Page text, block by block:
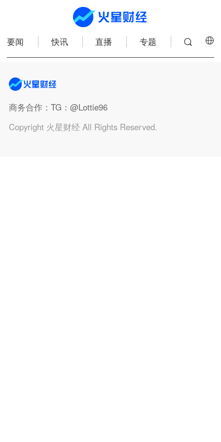
要闻 快讯 直播 专题
商务合作：TG：@Lottie96
Copyright 火星财经 All Rights Reserved.